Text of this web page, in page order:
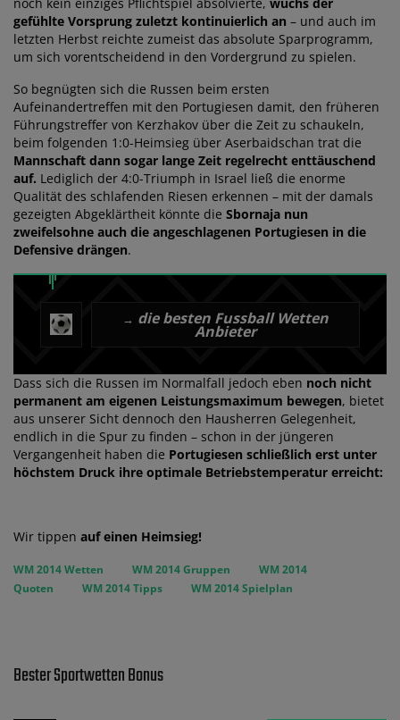
gefühlte Vorsprung zuletzt kontinuierlich an – und auch im
letzten Herbst reichte zumeist das absolute Sparprogramm,
um sich vorentscheidend in den Vordergrund zu spielen.
So begnügten sich die Russen beim ersten
Aufeinandertreffen mit den Portugiesen damit, den früheren
Führungstreffer von Kerzhakov über die Zeit zu schaukeln,
beim folgenden 1:0-Heimsieg über Aserbaidschan trat die
Mannschaft dann sogar lange Zeit regelrecht enttäuschend
auf. Lediglich der 4:0-Triumph in Israel ließ die enorme
Qualität des schlafenden Riesen erkennen – mit der damals
gezeigten Abgeklärtheit könnte die Sbornaja nun
zweifelsohne auch die angeschlagenen Portugiesen in die
Defensive drängen.
→ die besten Fussball Wetten
Anbieter
Dass sich die Russen im Normalfall jedoch eben noch nicht
permanent am eigenen Leistungsmaximum bewegen, bietet
aus unserer Sicht dennoch den Hausherren Gelegenheit,
endlich in die Spur zu finden – schon in der jüngeren
Vergangenheit haben die Portugiesen schließlich erst unter
höchstem Druck ihre optimale Betriebstemperatur erreicht:
Wir tippen auf einen Heimsieg!
WM 2014 Wetten WM 2014 Gruppen
WM 2014
Quoten
WM 2014 Tipps WM 2014 Spielplan
Bester Sportwetten Bonus